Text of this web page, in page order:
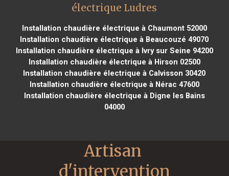
électrique Ludres
Installation chaudière électrique à Chaumont 52000
Installation chaudière électrique à Beaucouzé 49070
Installation chaudière électrique à Ivry sur Seine 94200
Installation chaudière électrique à Hirson 02500
Installation chaudière électrique à Calvisson 30420
Installation chaudière électrique à Nérac 47600
Installation chaudière électrique à Digne les Bains
04000
Artisan
d'intervention